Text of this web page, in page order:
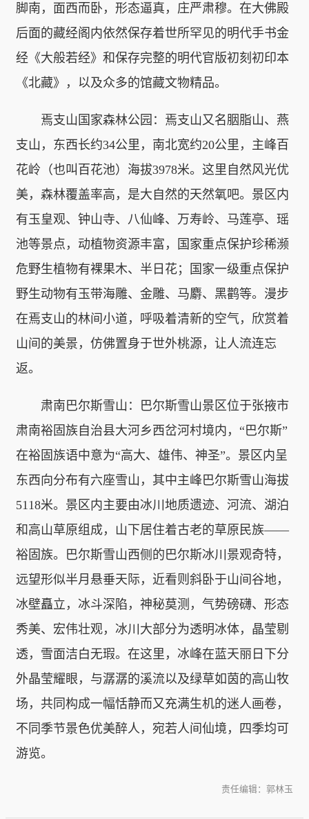
脚南，面西而卧，形态逼真，庄严肃穆。在大佛殿
后面的藏经阁内依然保存着世所罕见的明代手书金
经《大般若经》和保存完整的明代官版初刻初印本
《北藏》，以及众多的馆藏文物精品。
焉支山国家森林公园：焉支山又名胭脂山、燕
支山，东西长约34公里，南北宽约20公里，主峰百
花岭（也叫百花池）海拔3978米。这里自然风光优
美，森林覆盖率高，是大自然的天然氧吧。景区内
有玉皇观、钟山寺、八仙峰、万寿岭、马莲亭、瑶
池等景点，动植物资源丰富，国家重点保护珍稀濒
危野生植物有裸果木、半日花；国家一级重点保护
野生动物有玉带海雕、金雕、马麝、黑鹳等。漫步
在焉支山的林间小道，呼吸着清新的空气，欣赏着
山间的美景，仿佛置身于世外桃源，让人流连忘
返。
肃南巴尔斯雪山：巴尔斯雪山景区位于张掖市
肃南裕固族自治县大河乡西岔河村境内，“巴尔斯”
在裕固族语中意为“高大、雄伟、神圣”。景区内呈
东西向分布有六座雪山，其中主峰巴尔斯雪山海拔
5118米。景区内主要由冰川地质遗迹、河流、湖泊
和高山草原组成，山下居住着古老的草原民族——
裕固族。巴尔斯雪山西侧的巴尔斯冰川景观奇特，
远望形似半月悬垂天际，近看则斜卧于山间谷地，
冰壁矗立，冰斗深陷，神秘莫测，气势磅礴、形态
秀美、宏伟壮观，冰川大部分为透明冰体，晶莹剔
透，雪面洁白无瑕。在这里，冰峰在蓝天丽日下分
外晶莹耀眼，与潺潺的溪流以及绿草如茵的高山牧
场，共同构成一幅恬静而又充满生机的迷人画卷，
不同季节景色优美醉人，宛若人间仙境，四季均可
游览。
责任编辑：郭林玉